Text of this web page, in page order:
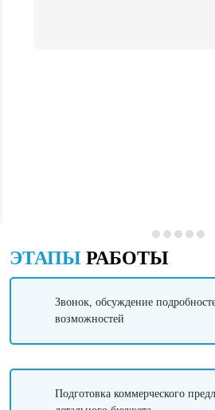
ЭТАПЫ РАБОТЫ
Звонок, обсуждение
возможностей
Подготовка коммерческого